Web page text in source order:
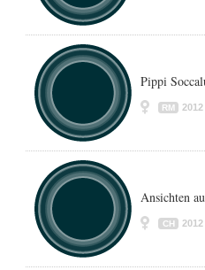
Pippi
RM 2012
Ansichten
CH 2012